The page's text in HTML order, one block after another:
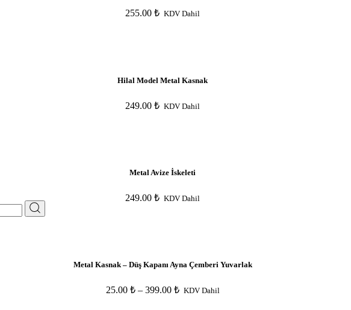
255.00 ₺ KDV Dahil
Hilal Model Metal Kasnak
249.00 ₺ KDV Dahil
Metal Avize İskeleti
249.00 ₺ KDV Dahil
Metal Kasnak – Düş Kapanı Ayna Çemberi Yuvarlak
25.00 ₺– 399.00 ₺ KDV Dahil